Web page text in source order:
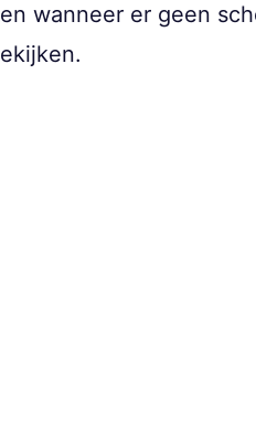
wanneer er geen